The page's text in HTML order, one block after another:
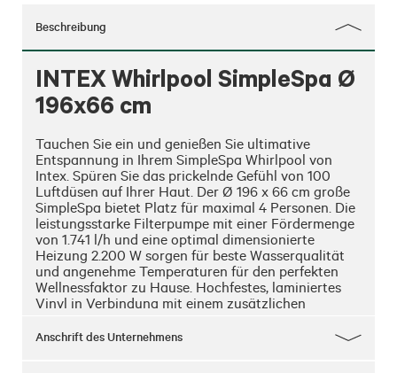
Beschreibung
INTEX Whirlpool SimpleSpa Ø
196x66 cm
Tauchen Sie ein und genießen Sie ultimative
Entspannung in Ihrem SimpleSpa Whirlpool von
Intex. Spüren Sie das prickelnde Gefühl von 100
Luftdüsen auf Ihrer Haut. Der Ø 196 x 66 cm große
SimpleSpa bietet Platz für maximal 4 Personen. Die
leistungsstarke Filterpumpe mit einer Fördermenge
von 1.741 l/h und eine optimal dimensionierte
Heizung 2.200 W sorgen für beste Wasserqualität
und angenehme Temperaturen für den perfekten
Wellnessfaktor zu Hause. Hochfestes, laminiertes
Vinyl in Verbindung mit einem zusätzlichen
optimale Stabilität und Langlebigkeit Ihres
Anschrift des Unternehmens